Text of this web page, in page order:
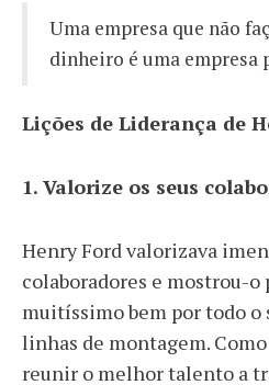
Uma empresa que não
dinheiro é uma empresa
Lições de Liderança de
1. Valorize os seus
Henry Ford valorizava
colaboradores e mostrou-o
muitíssimo bem por todo o
linhas de montagem.
reunir o melhor talento a